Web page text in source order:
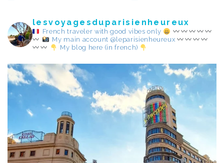
lesvoyagesduparisienheureux
French traveler with good vibes only
My main account @leparisienheureux
My blog here (in french)